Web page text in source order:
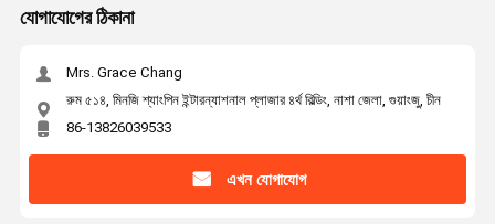
যোগাযোগের ঠিকানা
Mrs. Grace Chang
রুম ৫১৪, মিনজি শ্যাংপিন ইন্টারন্যাশনাল প্লাজার ৪র্থ বিল্ডিং, নাশা জেলা, গুয়াংজু, চীন
86-13826039533
এখন যোগাযোগ